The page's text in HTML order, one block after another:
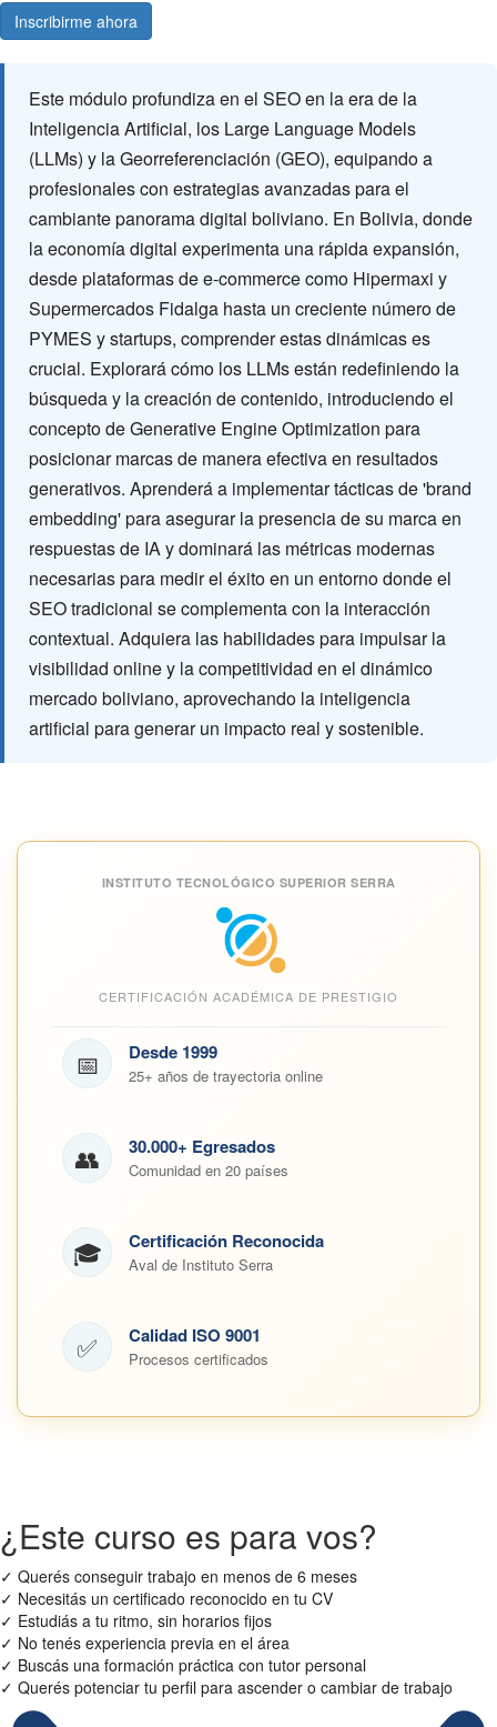
Inscribirme ahora
Este módulo profundiza en el SEO en la era de la
Inteligencia Artificial, los Large Language Models
(LLMs) y la Georreferenciación (GEO), equipando a
profesionales con estrategias avanzadas para el
cambiante panorama digital boliviano. En Bolivia, donde
la economía digital experimenta una rápida expansión,
desde plataformas de e-commerce como Hipermaxi y
Supermercados Fidalga hasta un creciente número de
PYMES y startups, comprender estas dinámicas es
crucial. Explorará cómo los LLMs están redefiniendo la
búsqueda y la creación de contenido, introduciendo el
concepto de Generative Engine Optimization para
posicionar marcas de manera efectiva en resultados
generativos. Aprenderá a implementar tácticas de 'brand
embedding' para asegurar la presencia de su marca en
respuestas de IA y dominará las métricas modernas
necesarias para medir el éxito en un entorno donde el
SEO tradicional se complementa con la interacción
contextual. Adquiera las habilidades para impulsar la
visibilidad online y la competitividad en el dinámico
mercado boliviano, aprovechando la inteligencia
artificial para generar un impacto real y sostenible.
INSTITUTO TECNOLÓGICO SUPERIOR SERRA
CERTIFICACIÓN ACADÉMICA DE PRESTIGIO
📅 Desde 1999
25+ años de trayectoria online
👥 30.000+ Egresados
Comunidad en 20 países
🎓 Certificación Reconocida
Aval de Instituto Serra
✅ Calidad ISO 9001
Procesos certificados
¿Este curso es para vos?
✓ Querés conseguir trabajo en menos de 6 meses
✓ Necesitás un certificado reconocido en tu CV
✓ Estudiás a tu ritmo, sin horarios fijos
✓ No tenés experiencia previa en el área
✓ Buscás una formación práctica con tutor personal
✓ Querés potenciar tu perfil para ascender o cambiar de trabajo